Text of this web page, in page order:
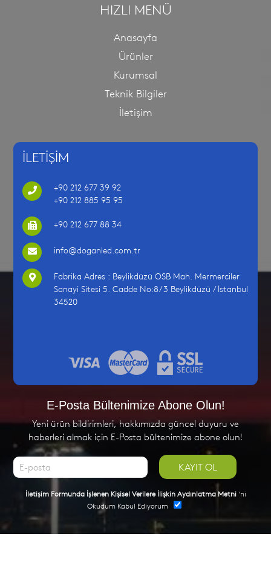
HIZLI MENÜ
Anasayfa
Ürünler
Kurumsal
Teknik Bilgiler
İletişim
İLETİŞİM
+90 212 677 39 92
+90 212 885 95 95
+90 212 677 88 34
info@doganled.com.tr
Fabrika Adres : Beylikdüzü OSB Mah. Mermerciler
Sanayi Sitesi 5. Cadde No:8/3 Beylikdüzü / İstanbul
34520
E-Posta Bültenimize Abone Olun!
Yeni ürün bildirimleri, hakkımızda güncel duyuru ve
haberleri almak için E-Posta bültenimize abone olun!
KAYIT OL
İletişim Formunda İşlenen Kişisel Verilere İlişkin Aydınlatma Metni 'ni
Okudum Kabul Ediyorum